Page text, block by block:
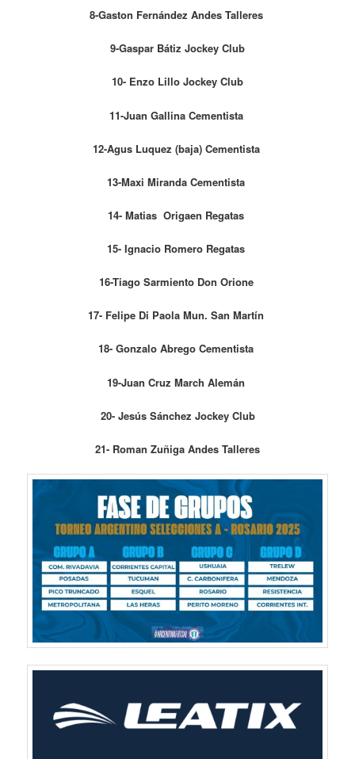
8-Gaston Fernández Andes Talleres
9-Gaspar Bátiz Jockey Club
10- Enzo Lillo Jockey Club
11-Juan Gallina Cementista
12-Agus Luquez (baja) Cementista
13-Maxi Miranda Cementista
14- Matias Origaen Regatas
15- Ignacio Romero Regatas
16-Tiago Sarmiento Don Orione
17- Felipe Di Paola Mun. San Martín
18- Gonzalo Abrego Cementista
19-Juan Cruz March Alemán
20- Jesús Sánchez Jockey Club
21- Roman Zuñiga Andes Talleres